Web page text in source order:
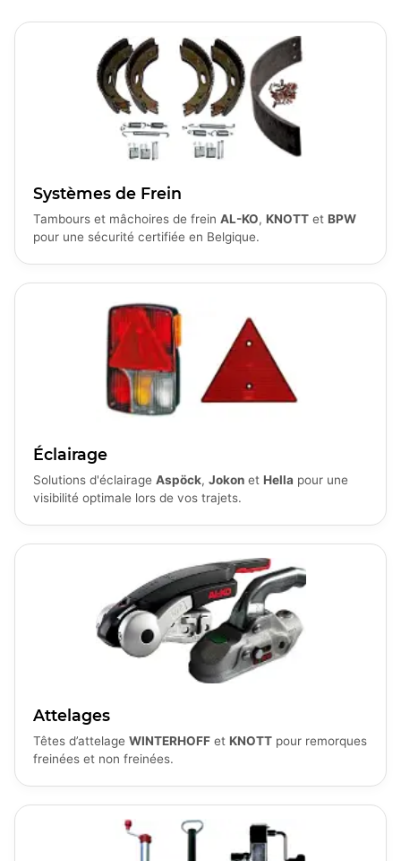
Systèmes de Frein
Tambours et mâchoires de frein AL-KO, KNOTT et BPW
pour une sécurité certifiée en Belgique.
Éclairage
Solutions d'éclairage Aspöck, Jokon et Hella pour une
visibilité optimale lors de vos trajets.
Attelages
Têtes d’attelage WINTERHOFF et KNOTT pour remorques
freinées et non freinées.